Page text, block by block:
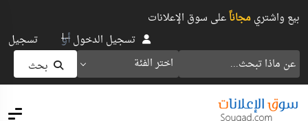
بيع واشتريمجاناًعلى سوق الإعلانات
اختر الفئة بحث
تسجيل الدخولأو تسجيل